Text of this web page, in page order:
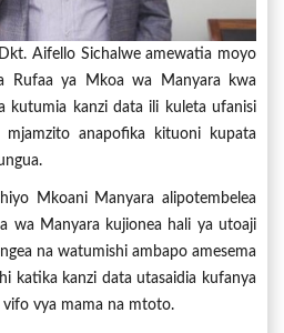
Aifello Sichalwe amewatia moyo
Rufaa ya Mkoa wa Manyara kwa
kutumia kanzi data ili kuleta ufanisi
anapofika kituoni kupata
Mkoani Manyara alipotembelea
wa Manyara kujionea hali ya utoaji
na watumishi ambapo amesema
katika kanzi data utasaidia kufanya
vya mama na mtoto.